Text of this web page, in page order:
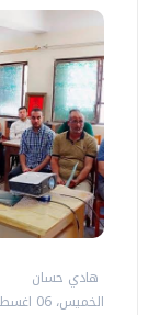
هادي حسان
الخميس، 06 اغسطس 2026 09:19 م